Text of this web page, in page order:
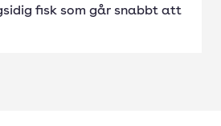
fisk som går snabbt att